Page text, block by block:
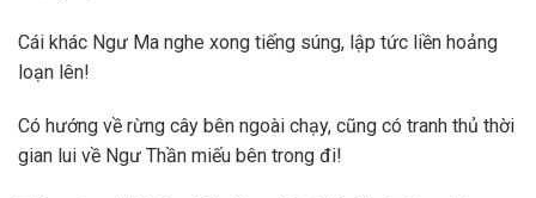
Cái khác Ngư Ma nghe xong tiếng súng, lập tức liền hoảng
loạn lên!
Có hướng về rừng cây bên ngoài chạy, cũng có tranh thủ thời
gian lui về Ngư Thần miếu bên trong đi!